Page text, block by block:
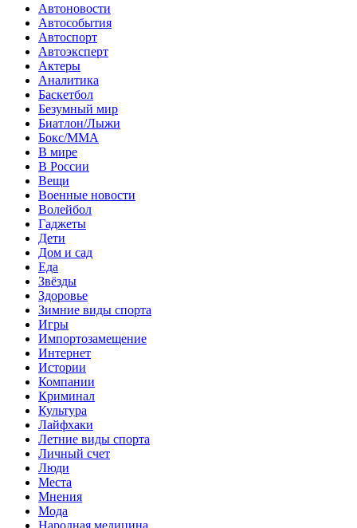
Автоновости
Автособытия
Автоспорт
Автоэксперт
Актеры
Аналитика
Баскетбол
Безумный мир
Биатлон/Лыжи
Бокс/MMA
В мире
В России
Вещи
Военные новости
Волейбол
Гаджеты
Дети
Дом и сад
Еда
Звёзды
Здоровье
Зимние виды спорта
Игры
Импортозамещение
Интернет
Истории
Компании
Криминал
Культура
Лайфхаки
Летние виды спорта
Личный счет
Люди
Места
Мнения
Мода
Народная медицина